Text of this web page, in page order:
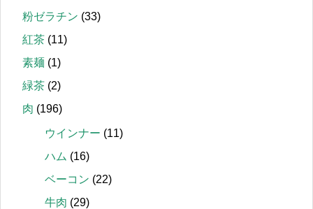
粉ゼラチン (33)
紅茶 (11)
素麺 (1)
緑茶 (2)
肉 (196)
ウインナー (11)
ハム (16)
ベーコン (22)
牛肉 (29)